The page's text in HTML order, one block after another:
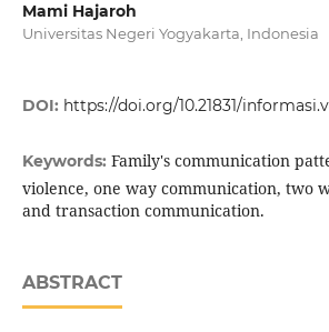
Mami Hajaroh
Universitas Negeri Yogyakarta, Indonesia
DOI: https://doi.org/10.21831/
Keywords: Family's communication
violence, one way communication, two
and transaction communication.
ABSTRACT